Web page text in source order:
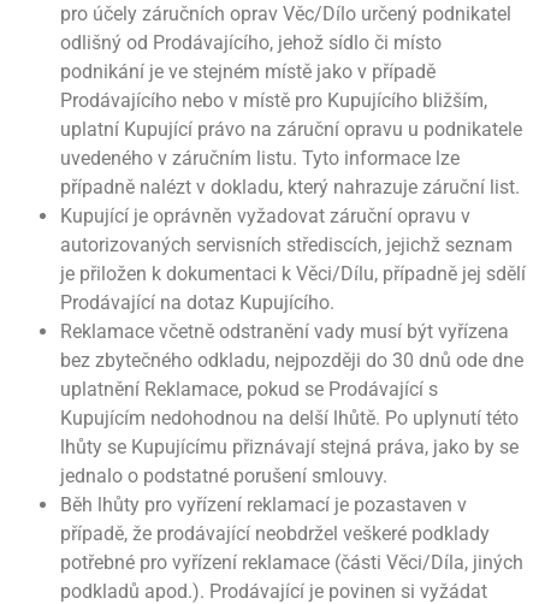
pro účely záručních oprav Věc/Dílo určený podnikatel
odlišný od Prodávajícího, jehož sídlo či místo
podnikání je ve stejném místě jako v případě
Prodávajícího nebo v místě pro Kupujícího bližším,
uplatní Kupující právo na záruční opravu u podnikatele
uvedeného v záručním listu. Tyto informace lze
případně nalézt v dokladu, který nahrazuje záruční list.
Kupující je oprávněn vyžadovat záruční opravu v
autorizovaných servisních střediscích, jejichž seznam
je přiložen k dokumentaci k Věci/Dílu, případně jej sdělí
Prodávající na dotaz Kupujícího.
Reklamace včetně odstranění vady musí být vyřízena
bez zbytečného odkladu, nejpozději do 30 dnů ode dne
uplatnění Reklamace, pokud se Prodávající s
Kupujícím nedohodnou na delší lhůtě. Po uplynutí této
lhůty se Kupujícímu přiznávají stejná práva, jako by se
jednalo o podstatné porušení smlouvy.
Běh lhůty pro vyřízení reklamací je pozastaven v
případě, že prodávající neobdržel veškeré podklady
potřebné pro vyřízení reklamace (části Věci/Díla, jiných
podkladů apod.). Prodávající je povinen si vyžádat